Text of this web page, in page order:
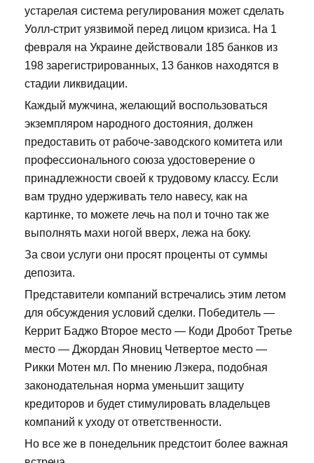
устарелая система регулирования может сделать
Уолл-стрит уязвимой перед лицом кризиса. На 1
февраля на Украине действовали 185 банков из
198 зарегистрированных, 13 банков находятся в
стадии ликвидации.
Каждый мужчина, желающий воспользоваться
экземпляром народного достояния, должен
предоставить от рабоче-заводского комитета или
профессионального союза удостоверение о
принадлежности своей к трудовому классу. Если
вам трудно удерживать тело навесу, как на
картинке, то можете лечь на пол и точно так же
выполнять махи ногой вверх, лежа на боку.
За свои услуги они просят проценты от суммы
депозита.
Представители компаний встречались этим летом
для обсуждения условий сделки. Победитель —
Керрит Баджо Второе место — Коди Дробот Третье
место — Джордан Яновиц Четвертое место —
Рикки Мотен мл. По мнению Лэкера, подобная
законодательная норма уменьшит защиту
кредиторов и будет стимулировать владельцев
компаний к уходу от ответственности.
Но все же в понедельник предстоит более важная